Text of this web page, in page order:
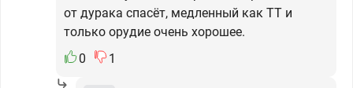
от дурака спасёт, медленный как ТТ и
только орудие очень хорошее.
0
1